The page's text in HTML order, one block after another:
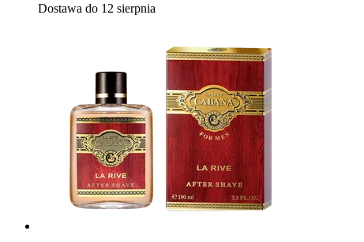
Dostawa do 12 sierpnia